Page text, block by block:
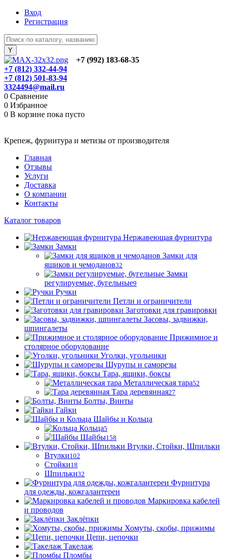
Вход
Регистрация
+7 (992) 183-68-35
+7 (812) 332-44-94
+7 (812) 501-83-94
3324494@mail.ru
0 Сравнение
0 Избранное
0 В корзине пока пусто
Крепеж, фурнитура и метизы от производителя
Главная
Отзывы
Услуги
Доставка
О компании
Контакты
Каталог товаров
Нержавеющая фурнитура
Замки
Замки для
ящиков и чемоданов32
Замки
регулируемые, бугельные9
Ручки
Петли и ограничители
Заготовки для гравировки
Засовы, задвижки,
шпингалеты
Прижимное и
столярное оборудование
Уголки, угольники
Шурупы и саморезы
Тара, ящики, боксы
Металлическая тара52
Тара деревянная27
Болты, Винты
Гайки
Шайбы и Кольца
Кольца5
Шайбы158
Втулки, Стойки, Шпильки
Втулки102
Стойки18
Шпильки32
Фурнитура
для одежды, кожгалантереи
Маркировка кабелей
и проводов
Заклёпки
Хомуты, скобы, прижимы
Цепи, цепочки
Такелаж
Пломбы